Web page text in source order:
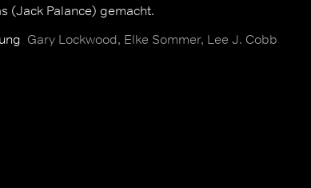
(Jack Palance) gemacht.
Gary Lockwood, Elke Sommer, Lee J. Cobb